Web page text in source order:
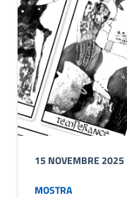
15 NOVEMBRE 2025
MOSTRA